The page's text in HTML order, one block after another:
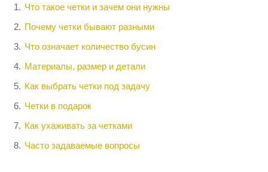
Что такое четки и зачем они нужны
Почему четки бывают разными
Что означает количество бусин
Материалы, размер и детали
Как выбрать четки под задачу
Четки в подарок
Как ухаживать за четками
Часто задаваемые вопросы